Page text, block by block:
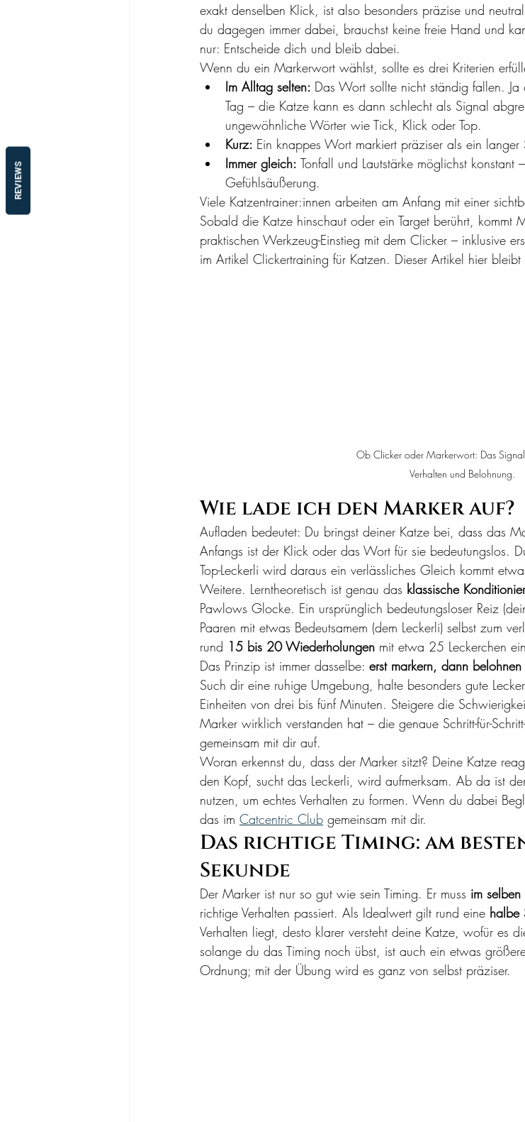
exakt denselben Klick, ist also besonders präzise und
du dagegen immer dabei, brauchst keine freie Hand und
nur: Entscheide dich und bleib dabei.
Wenn du ein Markerwort wählst, sollte es drei Kriterien
Im Alltag selten: Das Wort sollte nicht ständig fallen.
Tag – die Katze kann es dann schlecht als Signal
ungewöhnliche Wörter wie Tick, Klick oder Top.
Kurz: Ein knappes Wort markiert präziser als ein langer
Immer gleich: Tonfall und Lautstärke möglichst
Gefühlsäußerung.
Viele Katzentrainer:innen arbeiten am Anfang mit einer
Sobald die Katze hinschaut oder ein Target berührt, kommt
praktischen Werkzeug-Einstieg mit dem Clicker – inklusive
im Artikel Clickertraining für Katzen. Dieser Artikel hier
Ob Clicker oder Markerwort: Das
Verhalten und Belohnung.
Wie lade ich den Marker auf?
Aufladen bedeutet: Du bringst deiner Katze bei, dass das
Anfangs ist der Klick oder das Wort für sie bedeutungslos.
Top-Leckerli wird daraus ein verlässliches Gleich kommt
Weitere. Lerntheoretisch ist genau das klassische
Pawlows Glocke. Ein ursprünglich bedeutungsloser Reiz
Paaren mit etwas Bedeutsamem (dem Leckerli) selbst zum
rund 15 bis 20 Wiederholungen mit etwa 25 Leckerchen
Das Prinzip ist immer dasselbe: erst markern, dann belohnen
Such dir eine ruhige Umgebung, halte besonders gute
Einheiten von drei bis fünf Minuten. Steigere die
Marker wirklich verstanden hat – die genaue Schritt-für-
gemeinsam mit dir auf.
Woran erkennst du, dass der Marker sitzt? Deine Katze
den Kopf, sucht das Leckerli, wird aufmerksam. Ab da ist
nutzen, um echtes Verhalten zu formen. Wenn du dabei
das im Catcentric Club gemeinsam mit dir.
Das richtige Timing: am
Sekunde
Der Marker ist nur so gut wie sein Timing. Er muss im
richtige Verhalten passiert. Als Idealwert gilt rund eine halbe
Verhalten liegt, desto klarer versteht deine Katze, wofür es
solange du das Timing noch übst, ist auch ein etwas
Ordnung; mit der Übung wird es ganz von selbst präziser.
REVIEWS